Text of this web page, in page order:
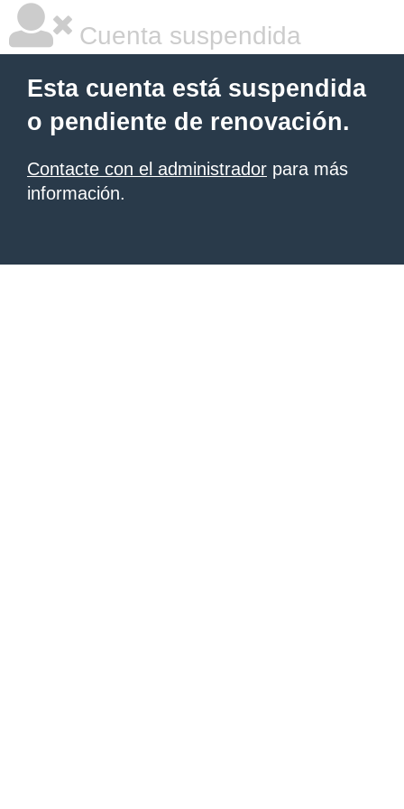
Cuenta suspendida
Esta cuenta está suspendida
o pendiente de renovación.
Contacte con el administrador para más
información.